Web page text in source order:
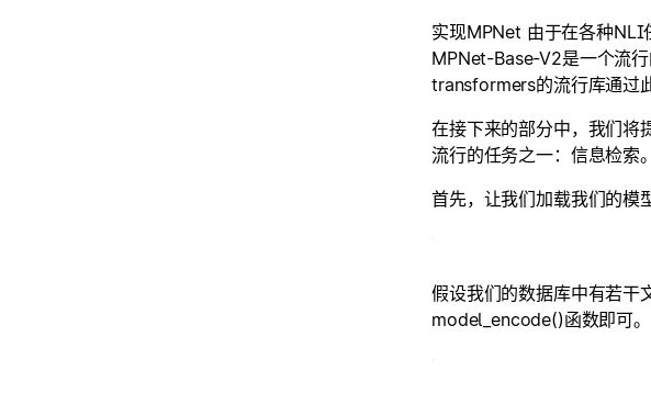
实现MPNet 由于在各种NLI
MPNet-Base-V2是一个流
transformers的流行库通过
在接下来的部分中，我们将
流行的任务之一：信息检索
首先，让我们加载我们的模
假设我们的数据库中有若干
model_encode()函数即可。